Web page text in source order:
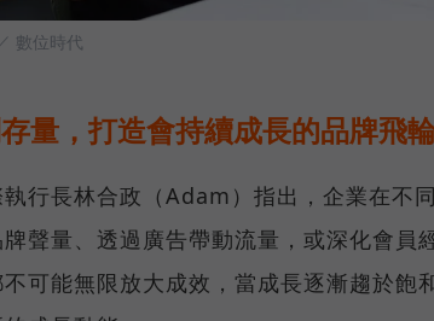
數位時代
量，打造會持續成長的品牌飛
行長林合政（Adam）指出，企業在不
聲量、透過廣告帶動流量，或深化會員
可能無限放大成效，當成長逐漸趨於飽